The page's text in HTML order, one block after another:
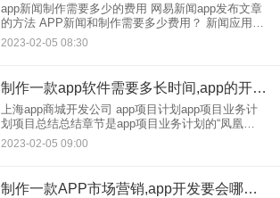
app新闻制作需要多少的费用 网易新闻app发布文章
的方法 APP新闻和制作需要多少费用？ 新闻应用软
件制作解决方案 新闻APP软件制作解决方案1。图书
分类：为了满足用户的差异化需求，
2023-02-05 08:30
制作一款app软件需要多长时间,app的开发需要多长时间
上海app商城开发公司 app项目计划app项目业务计
划项目总结总结章节是app项目业务计划的“凤凰
头”，是对整个计划的高度总结。投资者是否喜欢这
个项目，很大程度上取决于总结的部分。可以说，
2023-02-05 09:00
制作一款APP市场营销,app开发要会哪几个软件